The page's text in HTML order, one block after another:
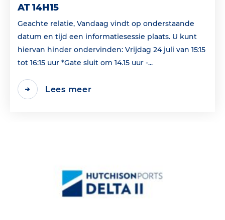
AT 14H15
Geachte relatie, Vandaag vindt op onderstaande
datum en tijd een informatiesessie plaats. U kunt
hiervan hinder ondervinden: Vrijdag 24 juli van 15:15
tot 16:15 uur *Gate sluit om 14.15 uur -...
Lees meer